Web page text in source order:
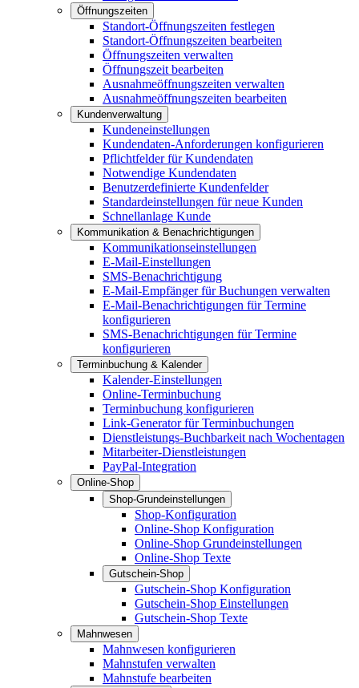
Öffnungszeiten
Standort-Öffnungszeiten festlegen
Standort-Öffnungszeiten bearbeiten
Öffnungszeiten verwalten
Öffnungszeit bearbeiten
Ausnahmeöffnungszeiten verwalten
Ausnahmeöffnungszeiten bearbeiten
Kundenverwaltung
Kundeneinstellungen
Kundendaten-Anforderungen konfigurieren
Pflichtfelder für Kundendaten
Notwendige Kundendaten
Benutzerdefinierte Kundenfelder
Standardeinstellungen für neue Kunden
Schnellanlage Kunde
Kommunikation & Benachrichtigungen
Kommunikationseinstellungen
E-Mail-Einstellungen
SMS-Benachrichtigung
E-Mail-Empfänger für Buchungen verwalten
E-Mail-Benachrichtigungen für Termine
konfigurieren
SMS-Benachrichtigungen für Termine
konfigurieren
Terminbuchung & Kalender
Kalender-Einstellungen
Online-Terminbuchung
Terminbuchung konfigurieren
Link-Generator für Terminbuchungen
Dienstleistungs-Buchbarkeit nach Wochentagen
Mitarbeiter-Dienstleistungen
PayPal-Integration
Online-Shop
Shop-Grundeinstellungen
Shop-Konfiguration
Online-Shop Konfiguration
Online-Shop Grundeinstellungen
Online-Shop Texte
Gutschein-Shop
Gutschein-Shop Konfiguration
Gutschein-Shop Einstellungen
Gutschein-Shop Texte
Mahnwesen
Mahnwesen konfigurieren
Mahnstufen verwalten
Mahnstufe bearbeiten